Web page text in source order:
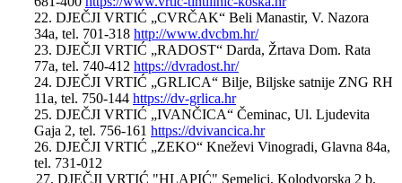
22. DJEČJI VRTIĆ „CVRČAK“ Beli Manastir, V. Nazora
34a, tel. 701-318 http://www.dvcbm.hr/
23. DJEČJI VRTIĆ „RADOST“ Darda, Žrtava Dom. Rata
77a, tel. 740-412 https://dvradost.hr/
24. DJEČJI VRTIĆ „GRLICA“ Bilje, Biljske satnije ZNG RH
11a, tel. 750-144 https://dv-grlica.hr
25. DJEČJI VRTIĆ „IVANČICA“ Čeminac, Ul. Ljudevita
Gaja 2, tel. 756-161 https://dvivancica.hr
26. DJEČJI VRTIĆ „ZEKO“ Kneževi Vinogradi, Glavna 84a,
tel. 731-012
27. DJEČJI VRTIĆ "HLAPIĆ" Semeljci, Kolodvorska 2 b,